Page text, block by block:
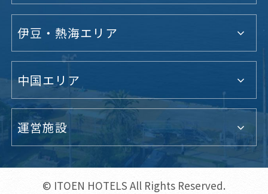
伊豆・熱海エリア
中国エリア
運営施設
© ITOEN HOTELS All Rights Reserved.